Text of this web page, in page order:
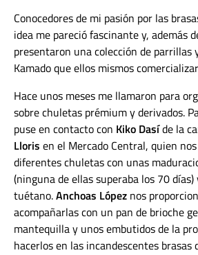
Conocedores de mi pasión por las
idea me pareció fascinante y, además
presentaron una colección de parrillas
Kamado que ellos mismos
Hace unos meses me llamaron para
sobre chuletas prémium y derivados.
puse en contacto con Kiko Dasíde la
Lloris en el Mercado Central, quien
diferentes chuletas con unas
(ninguna de ellas superaba los 70
tuétano.Anchoas López nos
acompañarlas con un pan de brioche
mantequilla y unos embutidos de la
hacerlos en las incandescentes brasas